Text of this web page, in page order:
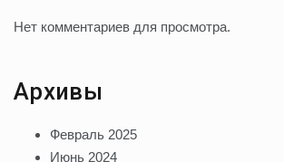
Нет комментариев для просмотра.
Архивы
Февраль 2025
Июнь 2024